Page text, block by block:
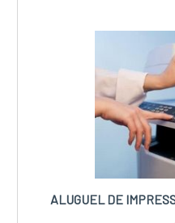
estrutura suficiente
demandas.Esses
multidisciplinar de
profissionais com
de atuação,
trazer o melhor para
ALUGUEL DE